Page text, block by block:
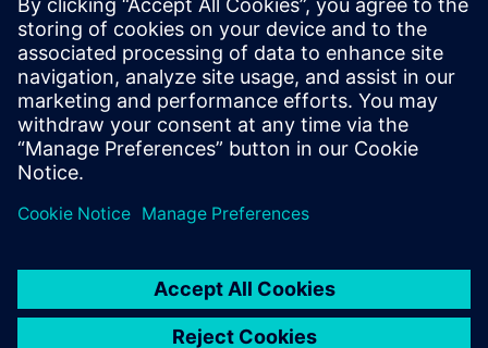
©Siemens 2026
企业信息
隐私声明
Cookie 声明
使用条款
数字身份证